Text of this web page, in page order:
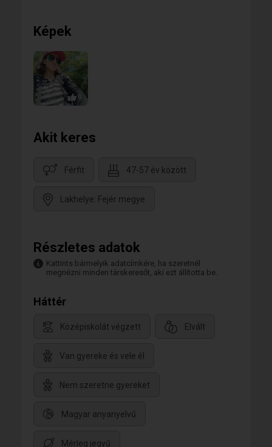
Képek
9
Akit keres
Férfit 47-57 év között
Lakhelye: Fejér megye
Részletes adatok
Kattints bármelyik adatcímkére, ha szeretnél
megnézni minden társkeresőt, aki ezt állította be.
Háttér
Középiskolát végzett Elvált
Van gyereke és vele él
Nem szeretne gyereket
Magyar anyanyelvű
Mérleg jegyű